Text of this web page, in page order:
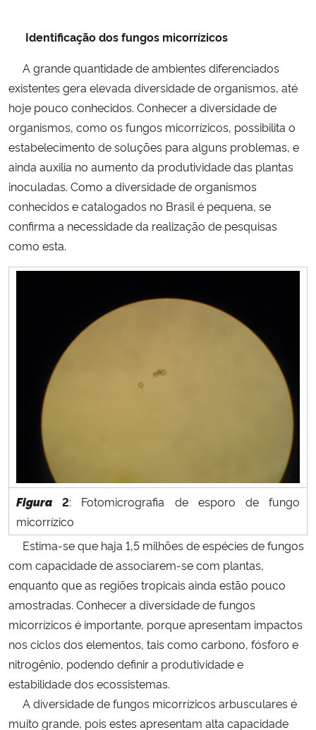
Identificação dos fungos micorrízicos
A grande quantidade de ambientes diferenciados
existentes gera elevada diversidade de organismos, até
hoje pouco conhecidos. Conhecer a diversidade de
organismos, como os fungos micorrízicos, possibilita o
estabelecimento de soluções para alguns problemas, e
ainda auxilia no aumento da produtividade das plantas
inoculadas. Como a diversidade de organismos
conhecidos e catalogados no Brasil é pequena, se
confirma a necessidade da realização de pesquisas
como esta.
Figura2: Fotomicrografia de esporo de fungo
micorrízico
Estima-se que haja 1,5 milhões de espécies de fungos
com capacidade de associarem-se com plantas,
enquanto que as regiões tropicais ainda estão pouco
amostradas. Conhecer a diversidade de fungos
micorrízicos é importante, porque apresentam impactos
nos ciclos dos elementos, tais como carbono, fósforo e
nitrogênio, podendo definir a produtividade e
estabilidade dos ecossistemas.
A diversidade de fungos micorrízicos arbusculares é
muito grande, pois estes apresentam alta capacidade